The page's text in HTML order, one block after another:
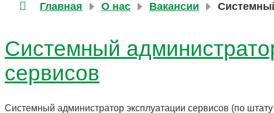
Главная О нас Вакансии
Системный
сервисов
Системный администратор эксплуатации сервисов (по